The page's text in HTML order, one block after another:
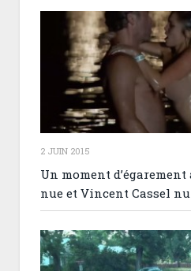
2 JUIN 2015
Un moment
nue et Vincent Cassel nu